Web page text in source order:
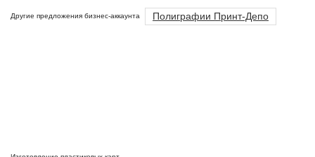
Другие предложения бизнес-аккаунта Полиграфии Принт-Депо